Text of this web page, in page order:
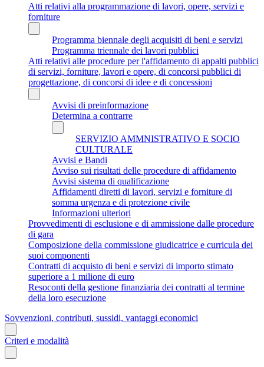
Atti relativi alla programmazione di lavori, opere, servizi e
forniture
Programma biennale degli acquisiti di beni e servizi
Programma triennale dei lavori pubblici
Atti relativi alle procedure per l'affidamento di appalti pubblici
di servizi, forniture, lavori e opere, di concorsi pubblici di
progettazione, di concorsi di idee e di concessioni
Avvisi di preinformazione
Determina a contrarre
SERVIZIO AMMNISTRATIVO E SOCIO
CULTURALE
Avvisi e Bandi
Avviso sui risultati delle procedure di affidamento
Avvisi sistema di qualificazione
Affidamenti diretti di lavori, servizi e forniture di
somma urgenza e di protezione civile
Informazioni ulteriori
Provvedimenti di esclusione e di ammissione dalle procedure
di gara
Composizione della commissione giudicatrice e curricula dei
suoi componenti
Contratti di acquisto di beni e servizi di importo stimato
superiore a 1 milione di euro
Resoconti della gestione finanziaria dei contratti al termine
della loro esecuzione
Sovvenzioni, contributi, sussidi, vantaggi economici
Criteri e modalità